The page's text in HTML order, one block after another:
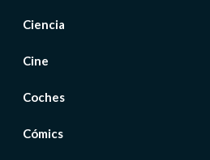
Ciencia
Cine
Coches
Cómics